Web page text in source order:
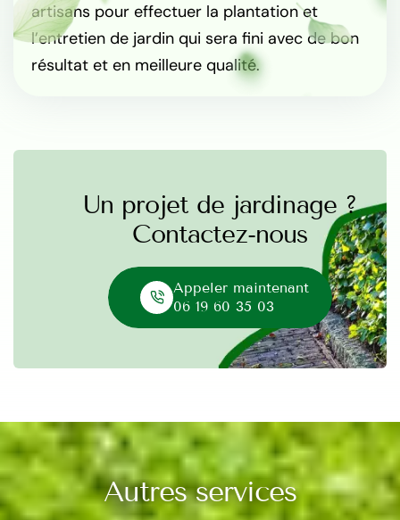
artisans pour effectuer la plantation et
l’entretien de jardin qui sera fini avec de bon
résultat et en meilleure qualité.
Un projet de jardinage ?
Contactez-nous
Appeler maintenant
06 19 60 35 03
Autres services